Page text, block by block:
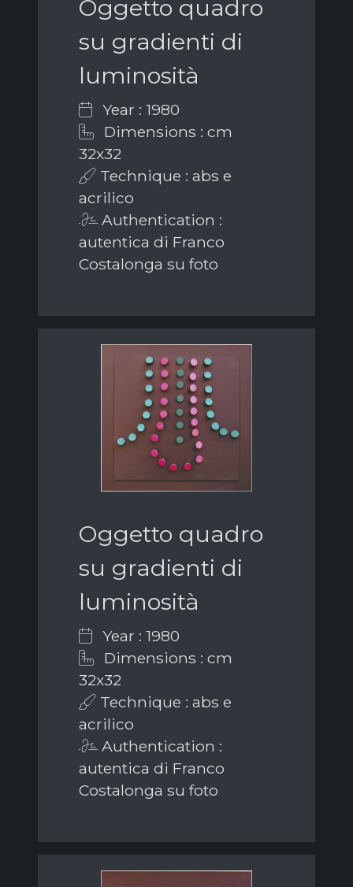
Oggetto quadro
su gradienti di
luminosità
Year : 1980
Dimensions : cm
32x32
Technique : abs e
acrilico
Authentication :
autentica di Franco
Costalonga su foto
Oggetto quadro
su gradienti di
luminosità
Year : 1980
Dimensions : cm
32x32
Technique : abs e
acrilico
Authentication :
autentica di Franco
Costalonga su foto